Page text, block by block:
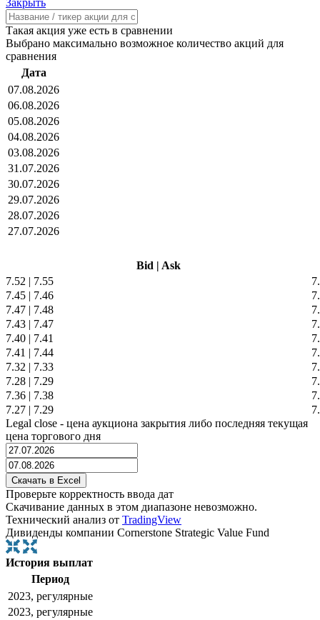
Такая акция уже есть в сравнении
Выбрано максимально возможное количество акций для
сравнения
Дата
07.08.2026
06.08.2026
05.08.2026
04.08.2026
03.08.2026
31.07.2026
30.07.2026
29.07.2026
28.07.2026
27.07.2026
Bid | Ask
7.52 | 7.55
7.45 | 7.46
7.47 | 7.48
7.43 | 7.47
7.40 | 7.41
7.41 | 7.44
7.32 | 7.33
7.28 | 7.29
7.36 | 7.38
7.27 | 7.29
Legal close - цена аукциона закрытия либо последняя текущая
цена торгового дня
Проверьте корректность ввода дат
Скачивание данных в этом диапазоне невозможно.
Технический анализ от TradingView
Дивиденды компании Cornerstone Strategic Value Fund
История выплат
Период
2023, регулярные
2023, регулярные